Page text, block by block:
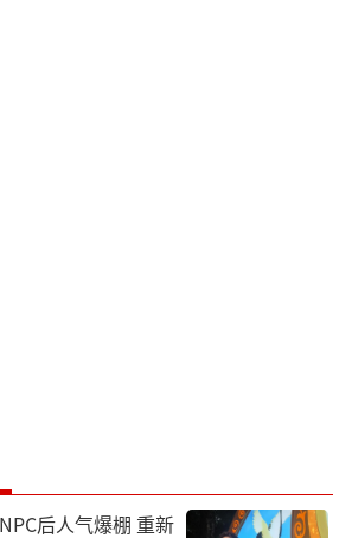
后人气爆棚 重新